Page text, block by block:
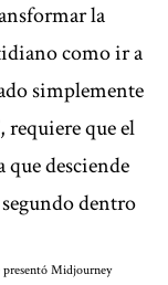
la
como ir a
simplemente
requiere que el
que desciende
dentro
presentó Midjourney